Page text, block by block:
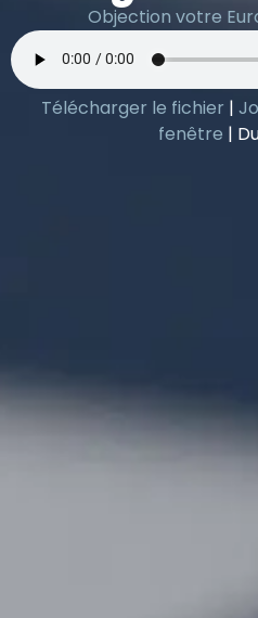
Objection votre
Télécharger le fichier |
fenêtre |